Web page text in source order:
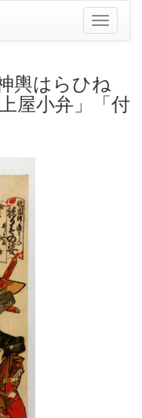
Toggle
輿はらひね
屋小弁」「付